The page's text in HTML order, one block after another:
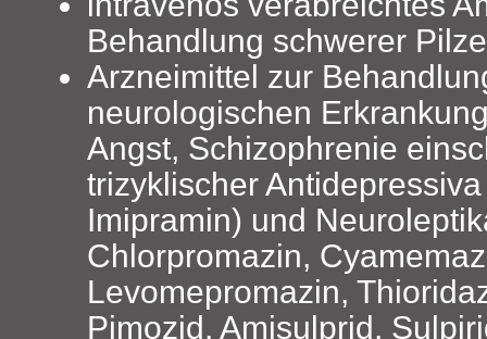
Behandlung schwerer
Arzneimittel zur
neurologischen
Angst, Schizophrenie
trizyklischer
Imipramin) und
Chlorpromazin,
Levomepromazin,
Pimozid, Amisulprid,